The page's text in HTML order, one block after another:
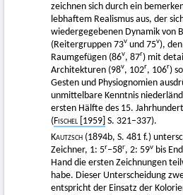
zeichnen sich durch ein
lebhaftem Realismus aus, der
wiedergegebenen Dynamik von
(Reitergruppen 73v und 75v),
Raumgefügen (86v, 87r) mit
Architekturen (98v, 102r, 106r)
Gesten und Physiognomien
unmittelbare Kenntnis
ersten Hälfte des 15.
(Fischel [1959] S. 321–337).
Kautzsch (1894b, S. 481 f.)
Zeichner, 1: 5r–58r, 2: 59v bis
Hand die ersten Zeichnungen
habe. Dieser Unterscheidung
entspricht der Einsatz der